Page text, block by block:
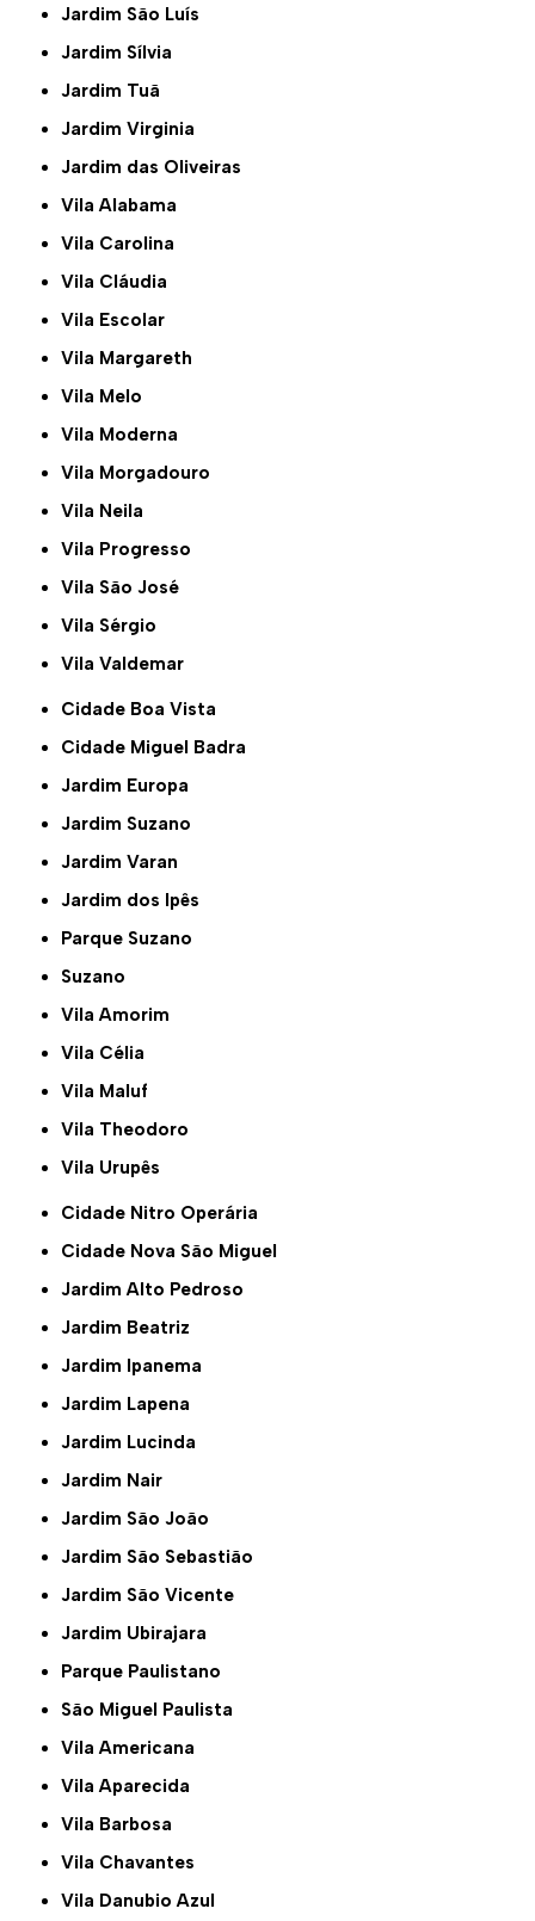
Jardim São Luís
Jardim Sílvia
Jardim Tuã
Jardim Virginia
Jardim das Oliveiras
Vila Alabama
Vila Carolina
Vila Cláudia
Vila Escolar
Vila Margareth
Vila Melo
Vila Moderna
Vila Morgadouro
Vila Neila
Vila Progresso
Vila São José
Vila Sérgio
Vila Valdemar
Cidade Boa Vista
Cidade Miguel Badra
Jardim Europa
Jardim Suzano
Jardim Varan
Jardim dos Ipês
Parque Suzano
Suzano
Vila Amorim
Vila Célia
Vila Maluf
Vila Theodoro
Vila Urupês
Cidade Nitro Operária
Cidade Nova São Miguel
Jardim Alto Pedroso
Jardim Beatriz
Jardim Ipanema
Jardim Lapena
Jardim Lucinda
Jardim Nair
Jardim São João
Jardim São Sebastião
Jardim São Vicente
Jardim Ubirajara
Parque Paulistano
São Miguel Paulista
Vila Americana
Vila Aparecida
Vila Barbosa
Vila Chavantes
Vila Danubio Azul